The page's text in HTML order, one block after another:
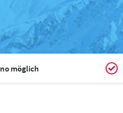
möglich